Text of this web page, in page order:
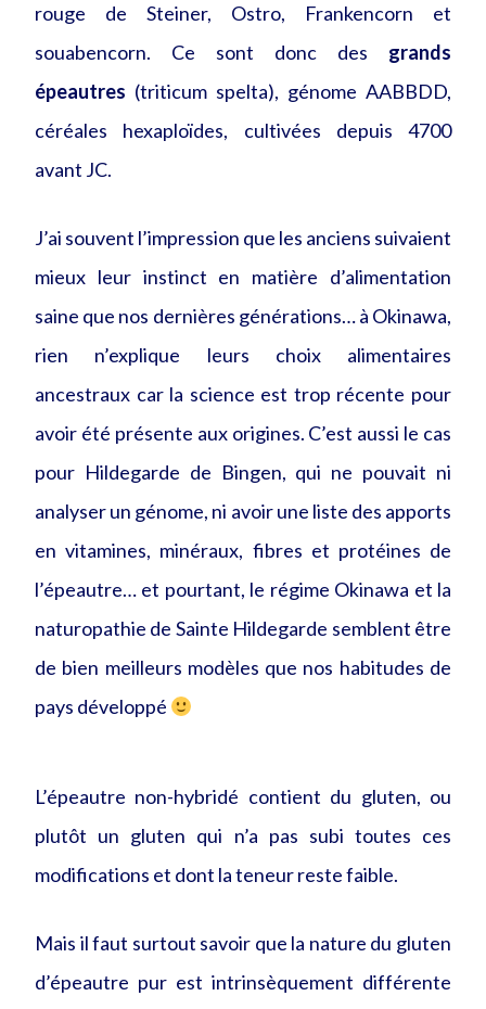
rouge de Steiner, Ostro, Frankencorn et
souabencorn. Ce sont donc des grands
épeautres (triticum spelta), génome AABBDD,
céréales hexaploïdes, cultivées depuis 4700
avant JC.
J’ai souvent l’impression que les anciens suivaient
mieux leur instinct en matière d’alimentation
saine que nos dernières générations… à Okinawa,
rien n’explique leurs choix alimentaires
ancestraux car la science est trop récente pour
avoir été présente aux origines. C’est aussi le cas
pour Hildegarde de Bingen, qui ne pouvait ni
analyser un génome, ni avoir une liste des apports
en vitamines, minéraux, fibres et protéines de
l’épeautre… et pourtant, le régime Okinawa et la
naturopathie de Sainte Hildegarde semblent être
de bien meilleurs modèles que nos habitudes de
pays développé
L’épeautre non-hybridé contient du gluten, ou
plutôt un gluten qui n’a pas subi toutes ces
modifications et dont la teneur reste faible.
Mais il faut surtout savoir que la nature du gluten
d’épeautre pur est intrinsèquement différente